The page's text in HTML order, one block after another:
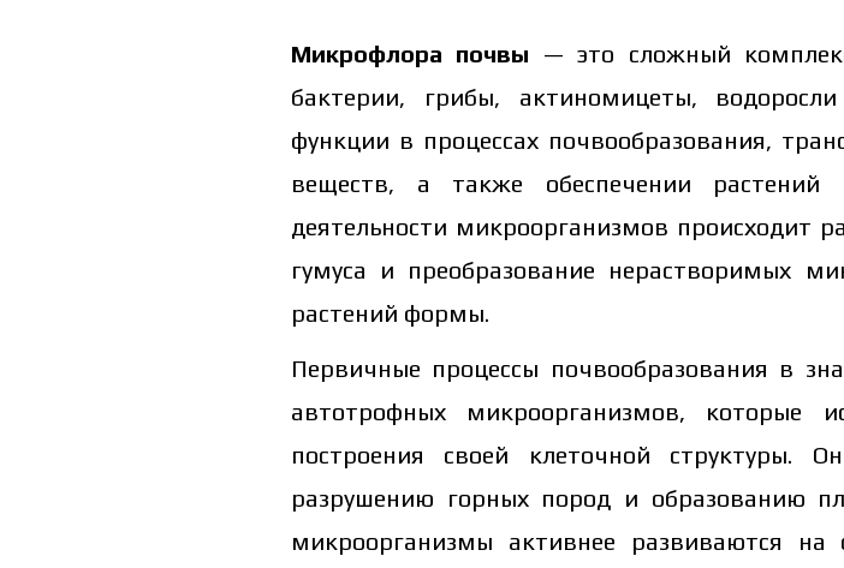
Микрофлора почвы —это сложный
бактерии, грибы, актиномицеты,
функции в процессах почвообразования,
веществ, а также обеспечении растений
деятельности микроорганизмов происходит
гумуса и преобразование нерастворимых
растений формы.
Первичные процессы почвообразования в
автотрофных микроорганизмов, которые
построения своей клеточной структуры.
разрушению горных пород и образованию
микроорганизмы активнее развиваются на